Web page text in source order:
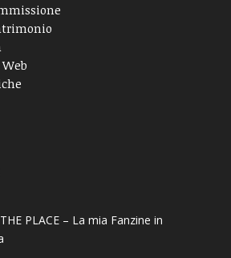
PLACE – La mia Fanzine in